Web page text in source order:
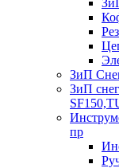
ЗиП
ЗиП
пр